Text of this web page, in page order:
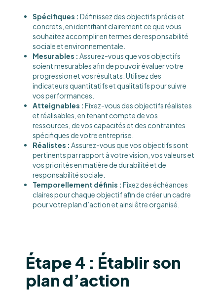
Spécifiques : Définissez des objectifs précis et
concrets, en identifiant clairement ce que vous
souhaitez accomplir en termes de responsabilité
sociale et environnementale.
Mesurables : Assurez-vous que vos objectifs
soient mesurables afin de pouvoir évaluer votre
progression et vos résultats. Utilisez des
indicateurs quantitatifs et qualitatifs pour suivre
vos performances.
Atteignables : Fixez-vous des objectifs réalistes
et réalisables, en tenant compte de vos
ressources, de vos capacités et des contraintes
spécifiques de votre entreprise.
Réalistes : Assurez-vous que vos objectifs sont
pertinents par rapport à votre vision, vos valeurs et
vos priorités en matière de durabilité et de
responsabilité sociale.
Temporellement définis : Fixez des échéances
claires pour chaque objectif afin de créer un cadre
pour votre plan d’action et ainsi être organisé.
Étape 4 : Établir son
plan d’action